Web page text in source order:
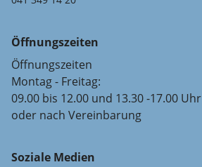
Öffnungszeiten
Öffnungszeiten
Montag - Freitag:
09.00 bis 12.00 und 13.30 -17.00 Uhr
oder nach Vereinbarung
Soziale Medien